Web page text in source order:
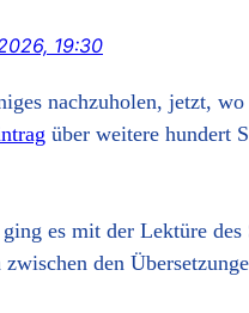
19:30
nachzuholen, jetzt,
über weitere hundert
es mit der Lektüre
den